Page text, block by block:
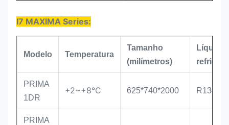
I7 MAXIMA Series:
Modelo Temperatura
Tamanho
(milímetros)
Líquido
PRIMA
1DR
+2~+8°C 625*740*2000 R134a/
PRIMA